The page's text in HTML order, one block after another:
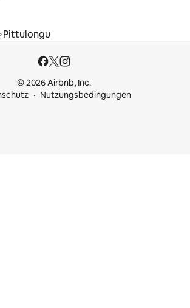
Pittulongu
© 2026 Airbnb, Inc.
Nutzungsbedingungen